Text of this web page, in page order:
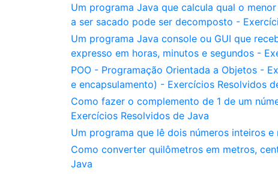
Um programa Java que calcula qual o
a ser sacado pode ser decomposto -
Um programa Java console ou GUI que
expresso em horas, minutos e segundos -
POO - Programação Orientada a Objetos -
e encapsulamento) - Exercícios Resolvidos
Como fazer o complemento de 1 de um
Exercícios Resolvidos de Java
Um programa que lê dois números inteiros
Como converter quilômetros em metros,
Java